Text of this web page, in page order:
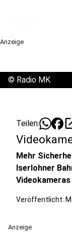
Anzeige
© Radio MK
Teilen:
Mehr
Iserlohner
Veröffentlicht:
Anzeige